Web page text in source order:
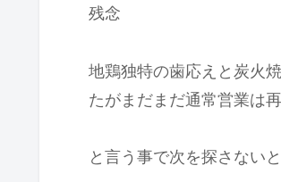
残念
地鶏独特の歯応えと炭火
たがまだまだ通常営業は
と言う事で次を探さない